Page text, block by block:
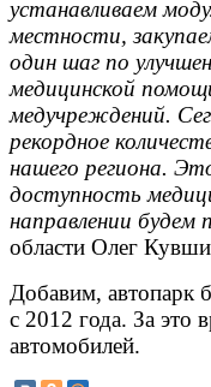
устанавливаем
местности,
один шаг по
медицинской
медучреждений.
рекордное
нашего региона.
доступность
направлении
области Олег
Добавим, автопарк
с 2012 года. За это
автомобилей.